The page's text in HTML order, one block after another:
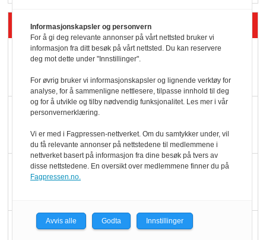
Siste artikler - Butikk i praksis
Rema-flaggskip
dundrer videre
Slik opprettholdes
ølsalget
Færre varer, men fulle
KI lager mat i butikken
Informasjonskapsler og personvern
For å gi deg relevante annonser på vårt nettsted bruker vi
informasjon fra ditt besøk på vårt nettsted. Du kan reservere
deg mot dette under "Innstillinger".
For øvrig bruker vi informasjonskapsler og lignende verktøy for
analyse, for å sammenligne nettlesere, tilpasse innhold til deg
og for å utvikle og tilby nødvendig funksjonalitet. Les mer i vår
personvernerklæring.
Vi er med i Fagpressen-nettverket. Om du samtykker under, vil
du få relevante annonser på nettstedene til medlemmene i
nettverket basert på informasjon fra dine besøk på tvers av
disse nettstedene. En oversikt over medlemmene finner du på
Fagpressen.no.
Avvis alle Godta Innstillinger